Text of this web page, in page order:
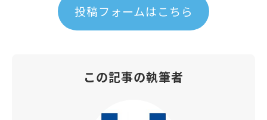
投稿フォームはこちら
この記事の執筆者